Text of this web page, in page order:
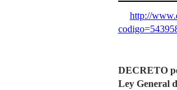
http://
DECRETO
Ley General